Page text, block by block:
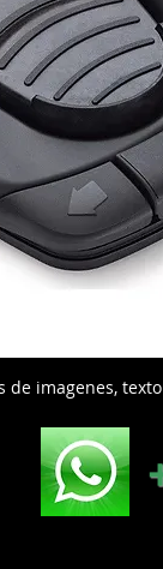
de imagenes,